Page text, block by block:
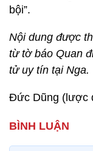
bội”.
Nội dung được
từ tờ báo Quan
tử uy tín tại Nga.
Đức Dũng (lược